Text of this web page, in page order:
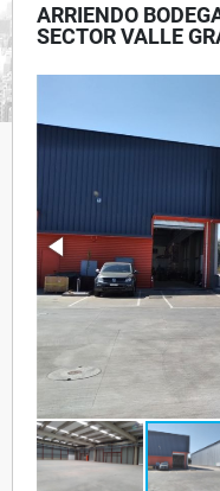
ARRIENDO
SECTOR VALLE